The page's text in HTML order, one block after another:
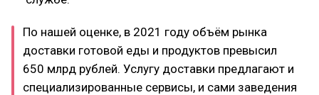
По нашей оценке, в 2021 году объём рынка
доставки готовой еды и продуктов превысил
650 млрд рублей. Услугу доставки предлагают и
специализированные сервисы, и сами заведения